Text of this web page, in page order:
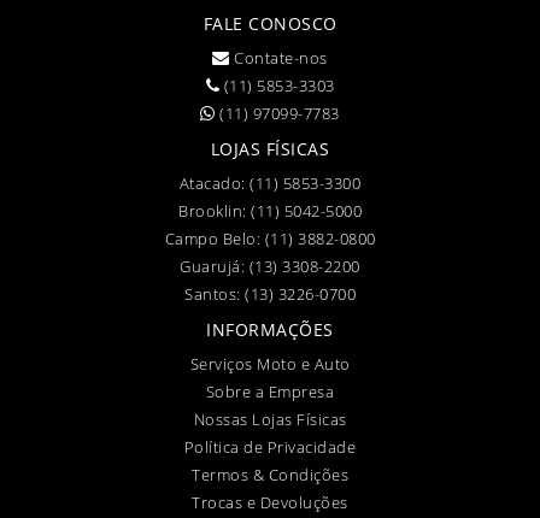
FALE CONOSCO
Contate-nos
(11) 5853-3303
(11) 97099-7783
LOJAS FÍSICAS
Atacado:(11) 5853-3300
Brooklin: (11) 5042-5000
Campo Belo: (11) 3882-0800
Guarujá: (13) 3308-2200
Santos: (13) 3226-0700
INFORMAÇÕES
Serviços Moto e Auto
Sobre a Empresa
Nossas Lojas Físicas
Política de Privacidade
Termos & Condições
Trocas e Devoluções